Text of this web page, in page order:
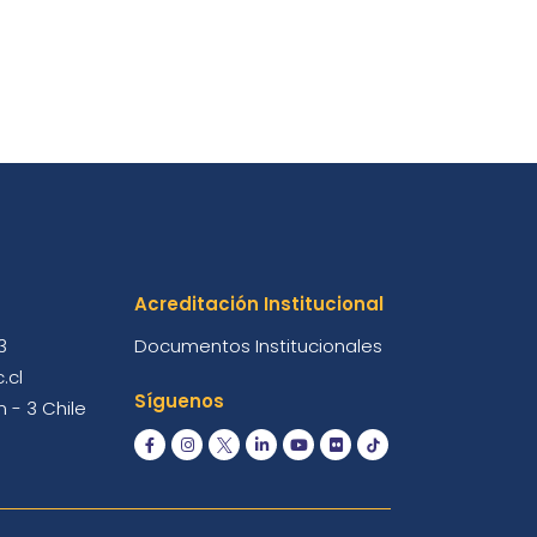
- 3 Chile
Acreditación Institucional
Documentos Institucionales
Síguenos